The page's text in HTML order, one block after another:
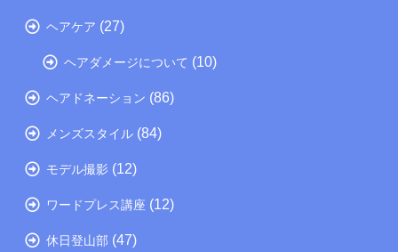
ヘアケア (27)
ヘアダメージについて (10)
ヘアドネーション (86)
メンズスタイル (84)
モデル撮影 (12)
ワードプレス講座 (12)
休日登山部 (47)